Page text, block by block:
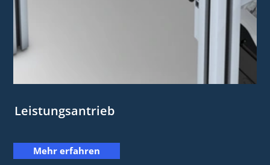
Leistungsantrieb
Mehr erfahren